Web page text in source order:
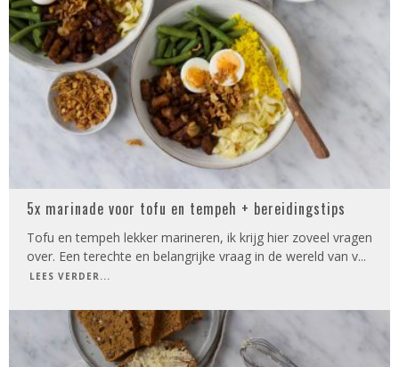
5x marinade voor tofu en tempeh + bereidingstips
Tofu en tempeh lekker marineren, ik krijg hier zoveel vragen
over. Een terechte en belangrijke vraag in de wereld van v...
LEES VERDER...